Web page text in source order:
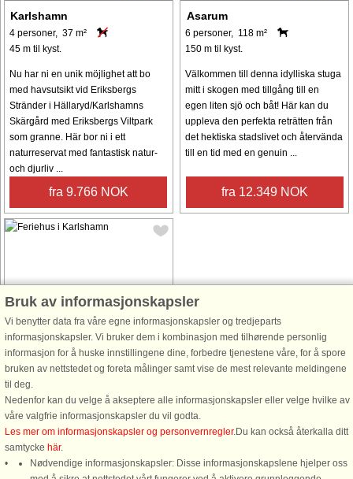
Karlshamn
4 personer, 37 m²
45 m til kyst.
Nu har ni en unik möjlighet att bo
med havsutsikt vid Eriksbergs
Stränder i Hällaryd/Karlshamns
Skärgård med Eriksbergs Viltpark
som granne. Här bor ni i ett
naturreservat med fantastisk natur-
och djurliv ...
fra 9.766 NOK
Asarum
6 personer, 118 m²
150 m til kyst.
Välkommen till denna idylliska stuga
mitt i skogen med tillgång till en
egen liten sjö och båt! Här kan du
uppleva den perfekta reträtten från
det hektiska stadslivet och återvända
till en tid med en genuin ...
fra 12.349 NOK
Husnr: 54661
Karlshamn
2 personer, 36 m²
160 m til kyst.
I grönt och lummigt stugområde strax
intill Stilleryds hamnen i Karlshamn,
ligger denna mysiga lilla stuga.
Stugan är högt belägen och
inbäddad i grönska med en glimt av
havet mellan träden från altanen. ...
Bruk av informasjonskapsler
Vi benytter data fra våre egne informasjonskapsler og tredjeparts
informasjonskapsler. Vi bruker dem i kombinasjon med tilhørende personlig
informasjon for å huske innstillingene dine, forbedre tjenestene våre, for å spore
bruken av nettstedet og foreta målinger samt vise de mest relevante meldingene
til deg.
Nedenfor kan du velge å akseptere alle informasjonskapsler eller velge hvilke av
våre valgfrie informasjonskapsler du vil godta.
Les mer om informasjonskapsler og personvernregler.Du kan också återkalla ditt
samtycke här.
Nødvendige informasjonskapsler: Disse informasjonskapslene hjelper oss